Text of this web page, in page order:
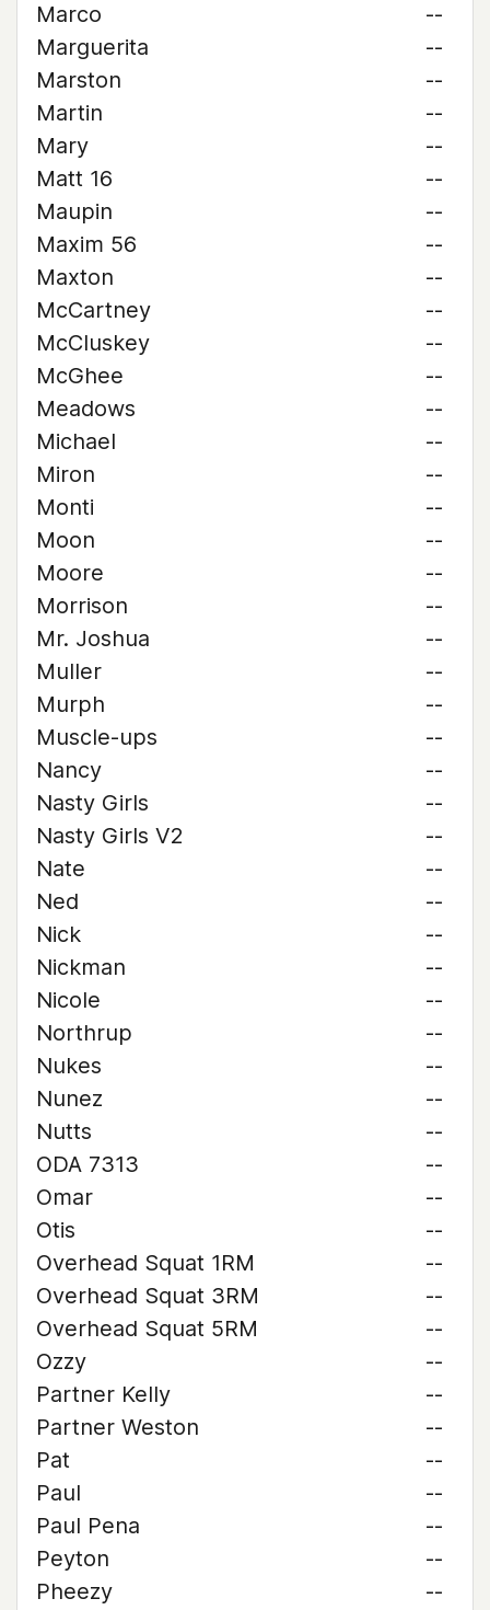
Marco
--
Marguerita
--
Marston
--
Martin
--
Mary
--
Matt 16
--
Maupin
--
Maxim 56
--
Maxton
--
McCartney
--
McCluskey
--
McGhee
--
Meadows
--
Michael
--
Miron
--
Monti
--
Moon
--
Moore
--
Morrison
--
Mr. Joshua
--
Muller
--
Murph
--
Muscle-ups
--
Nancy
--
Nasty Girls
--
Nasty Girls V2
--
Nate
--
Ned
--
Nick
--
Nickman
--
Nicole
--
Northrup
--
Nukes
--
Nunez
--
Nutts
--
ODA 7313
--
Omar
--
Otis
--
Overhead Squat 1RM
--
Overhead Squat 3RM
--
Overhead Squat 5RM
--
Ozzy
--
Partner Kelly
--
Partner Weston
--
Pat
--
Paul
--
Paul Pena
--
Peyton
--
Pheezy
--